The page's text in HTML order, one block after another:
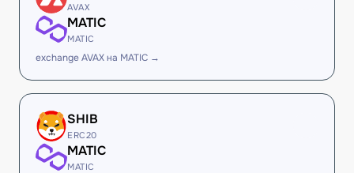
AVAX
MATIC
MATIC
exchange AVAX на MATIC →
SHIB
ERC20
MATIC
MATIC